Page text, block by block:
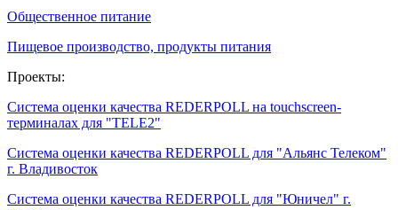
Общественное питание
Пищевое производство, продукты питания
Проекты:
Система оценки качества REDERPOLL на touchscreen-
терминалах для "TELE2"
Система оценки качества REDERPOLL для "Альянс Телеком"
г. Владивосток
Система оценки качества REDERPOLL для "Юничел" г.